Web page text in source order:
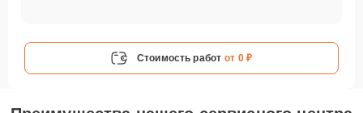
Стоимость работ от 0 ₽